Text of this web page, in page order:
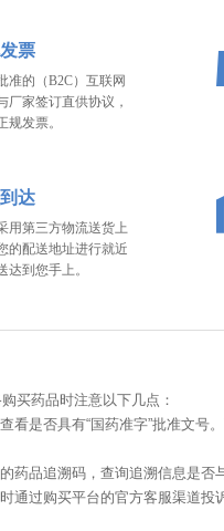
票
准的（B2C）互联网
厂家签订直供协议，
规发票。
达
用第三方物流送货上
的配送地址进行就近
达到您手上。
买药品时注意以下几点：
看是否具有“国药准字”批准文
药品追溯码，查询追溯信息是否
通过购买平台的官方客服渠道投